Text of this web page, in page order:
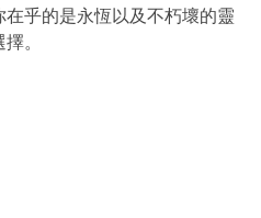
乎的是永恆以及不朽壞的靈
。